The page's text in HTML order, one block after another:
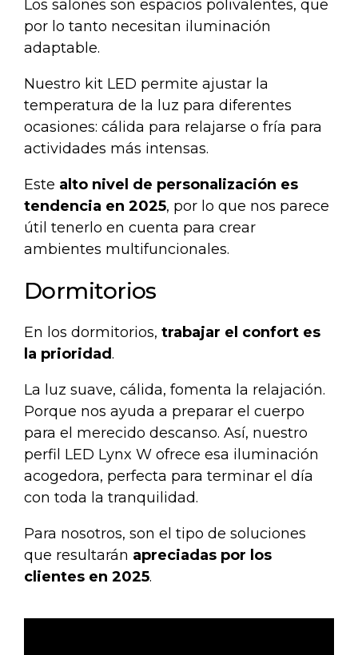
Los salones son espacios polivalentes, que
por lo tanto necesitan iluminación
adaptable.
Nuestro kit LED permite ajustar la
temperatura de la luz para diferentes
ocasiones: cálida para relajarse o fría para
actividades más intensas.
Este alto nivel de personalización es
tendencia en 2025, por lo que nos parece
útil tenerlo en cuenta para crear
ambientes multifuncionales.
Dormitorios
En los dormitorios, trabajar el confort es
la prioridad.
La luz suave, cálida, fomenta la relajación.
Porque nos ayuda a preparar el cuerpo
para el merecido descanso. Así, nuestro
perfil LED Lynx W ofrece esa iluminación
acogedora, perfecta para terminar el día
con toda la tranquilidad.
Para nosotros, son el tipo de soluciones
que resultarán apreciadas por los
clientes en 2025.